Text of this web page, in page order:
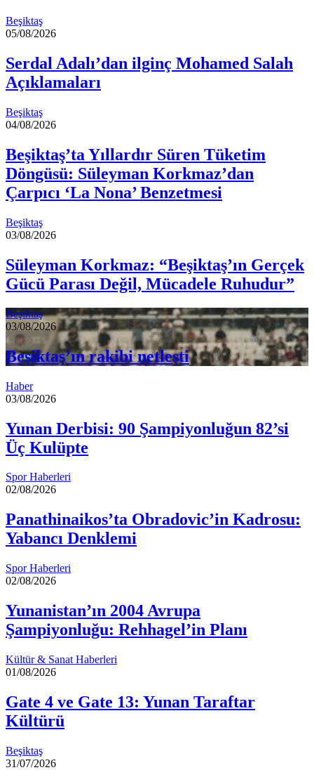
Beşiktaş
05/08/2026
Serdal Adalı’dan ilginç Mohamed Salah
Açıklamaları
Beşiktaş
04/08/2026
Beşiktaş’ta Yıllardır Süren Tüketim
Döngüsü: Süleyman Korkmaz’dan
Çarpıcı ‘La Nona’ Benzetmesi
Beşiktaş
03/08/2026
Süleyman Korkmaz: “Beşiktaş’ın Gerçek
Gücü Parası Değil, Mücadele Ruhudur”
Beşiktaş
03/08/2026
Beşiktaş’ın rakibi netleşti
Haber
03/08/2026
Yunan Derbisi: 90 Şampiyonluğun 82’si
Üç Kulüpte
Spor Haberleri
02/08/2026
Panathinaikos’ta Obradovic’in Kadrosu:
Yabancı Denklemi
Spor Haberleri
02/08/2026
Yunanistan’ın 2004 Avrupa
Şampiyonluğu: Rehhagel’in Planı
Kültür & Sanat Haberleri
01/08/2026
Gate 4 ve Gate 13: Yunan Taraftar
Kültürü
Beşiktaş
31/07/2026